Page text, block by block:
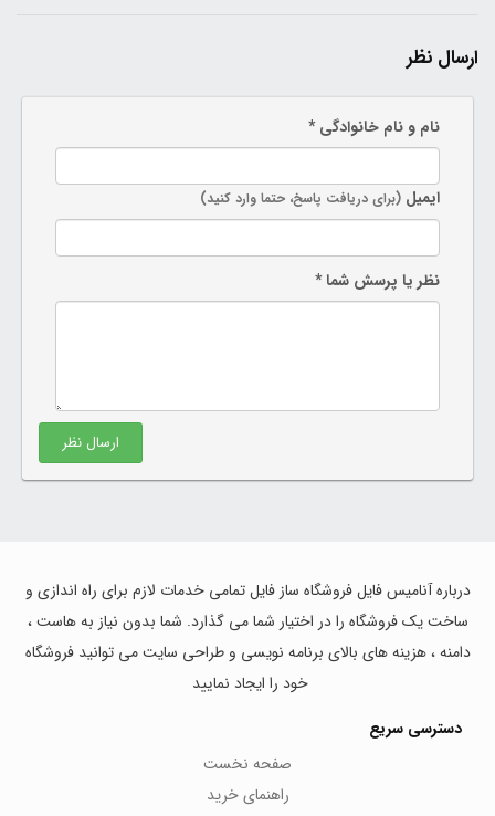
ارسال نظر
نام و نام خانوادگی *
ایمیل (برای دریافت پاسخ، حتما وارد کنید)
نظر یا پرسش شما *
ارسال نظر
درباره آنامیس فایل فروشگاه ساز فایل تمامی خدمات لازم برای راه اندازی و
ساخت یک فروشگاه را در اختیار شما می گذارد. شما بدون نیاز به هاست ،
دامنه ، هزینه های بالای برنامه نویسی و طراحی سایت می توانید فروشگاه
خود را ایجاد نمایید
دسترسی سریع
صفحه نخست
راهنمای خرید